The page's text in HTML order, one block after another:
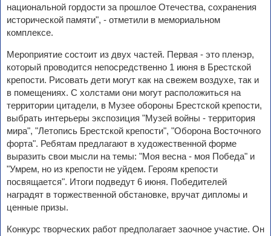
национальной гордости за прошлое Отечества, сохранения
исторической памяти", - отметили в мемориальном
комплексе.
Мероприятие состоит из двух частей. Первая - это пленэр,
который проводится непосредственно 1 июня в Брестской
крепости. Рисовать дети могут как на свежем воздухе, так и
в помещениях. С холстами они могут расположиться на
территории цитадели, в Музее обороны Брестской крепости,
выбрать интерьеры экспозиция "Музей войны - территория
мира", "Летопись Брестской крепости", "Оборона Восточного
форта". Ребятам предлагают в художественной форме
выразить свои мысли на темы: "Моя весна - моя Победа" и
"Умрем, но из крепости не уйдем. Героям крепости
посвящается". Итоги подведут 6 июня. Победителей
наградят в торжественной обстановке, вручат дипломы и
ценные призы.
Конкурс творческих работ предполагает заочное участие. Он